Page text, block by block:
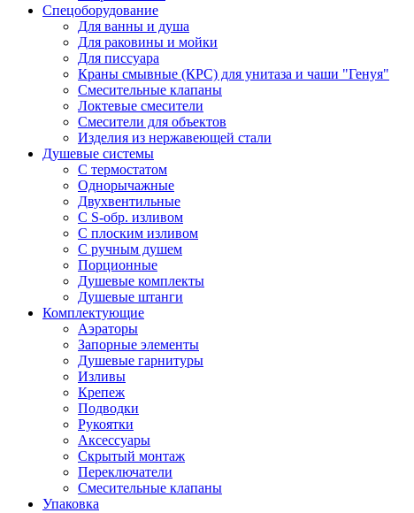
Спецоборудование
Для ванны и душа
Для раковины и мойки
Для писсуара
Краны смывные (КРС) для унитаза и чаши "Генуя"
Смесительные клапаны
Локтевые смесители
Смесители для объектов
Изделия из нержавеющей стали
Душевые системы
С термостатом
Однорычажные
Двухвентильные
С S-обр. изливом
С плоским изливом
С ручным душем
Порционные
Душевые комплекты
Душевые штанги
Комплектующие
Аэраторы
Запорные элементы
Душевые гарнитуры
Изливы
Крепеж
Подводки
Рукоятки
Аксессуары
Скрытый монтаж
Переключатели
Смесительные клапаны
Упаковка